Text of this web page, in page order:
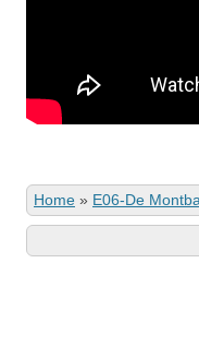
Home » E06-De